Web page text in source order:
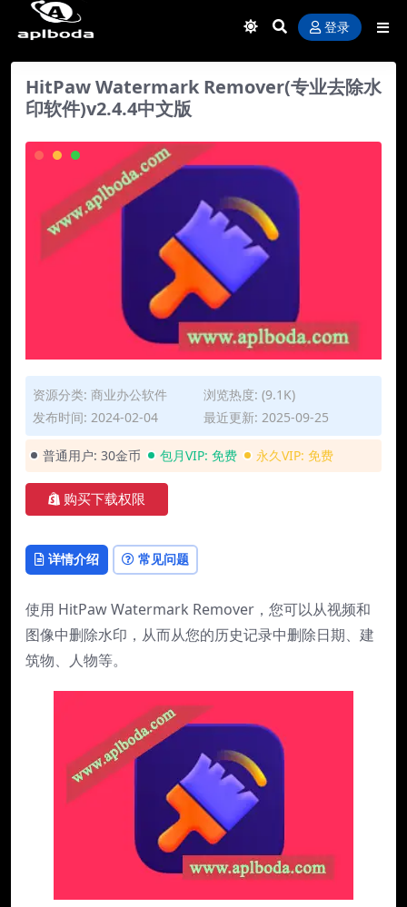
登录
HitPaw Watermark Remover(专业去除水
印软件)v2.4.4中文版
资源分类: 商业办公软件
浏览热度: (9.1K)
发布时间: 2024-02-04
最近更新: 2025-09-25
普通用户: 30金币 包月VIP: 免费 永久VIP: 免费
购买下载权限
详情介绍 常见问题
使用 HitPaw Watermark Remover，您可以从视频和
图像中删除水印，从而从您的历史记录中删除日期、建
筑物、人物等。